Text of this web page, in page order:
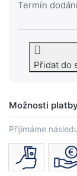
Termín
Přidat do
Možnosti platby
Přijímáme